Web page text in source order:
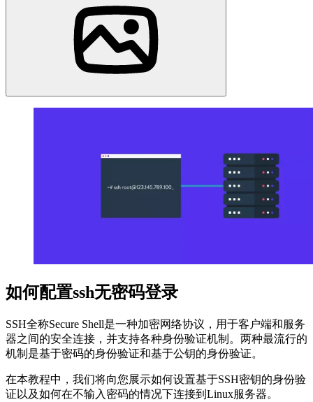
如何配置ssh无密码登录
SSH全称Secure Shell是一种加密网络协议，用于客户端和服务
器之间的安全连接，并支持各种身份验证机制。两种最流行的
机制是基于密码的身份验证和基于公钥的身份验证。
在本教程中，我们将向您展示如何设置基于SSH密钥的身份验
证以及如何在不输入密码的情况下连接到Linux服务器。